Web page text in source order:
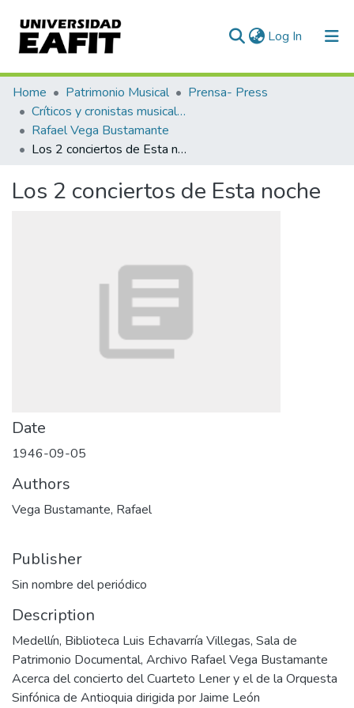
Log In (current)
Communities & Collections
All of DSpace
Statistics
Home Patrimonio Musical
Prensa- Press
Críticos y cronistas musicales
Rafael Vega Bustamante
Los 2 conciertos de Esta noche
Los 2 conciertos de Esta noche
Date
1946-09-05
Authors
Vega Bustamante, Rafael
Publisher
Sin nombre del periódico
Description
Medellín, Biblioteca Luis Echavarría Villegas, Sala de
Patrimonio Documental, Archivo Rafael Vega Bustamante
Acerca del concierto del Cuarteto Lener y el de la Orquesta
Sinfónica de Antioquia dirigida por Jaime León